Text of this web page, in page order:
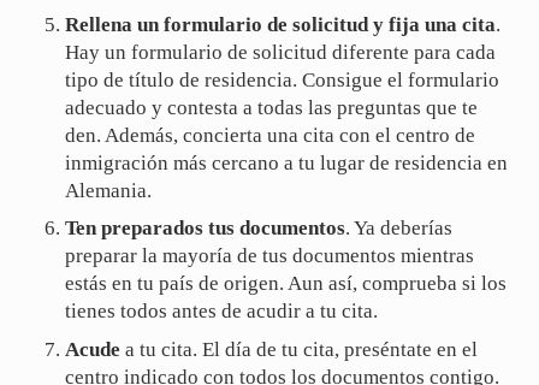
Rellena un formulario de solicitud y fija una cita.
Hay un formulario de solicitud diferente para cada
tipo de título de residencia. Consigue el formulario
adecuado y contesta a todas las preguntas que te
den. Además, concierta una cita con el centro de
inmigración más cercano a tu lugar de residencia en
Alemania.
Ten preparados tus documentos. Ya deberías
preparar la mayoría de tus documentos mientras
estás en tu país de origen. Aun así, comprueba si los
tienes todos antes de acudir a tu cita.
Acude a tu cita. El día de tu cita, preséntate en el
centro indicado con todos los documentos contigo.